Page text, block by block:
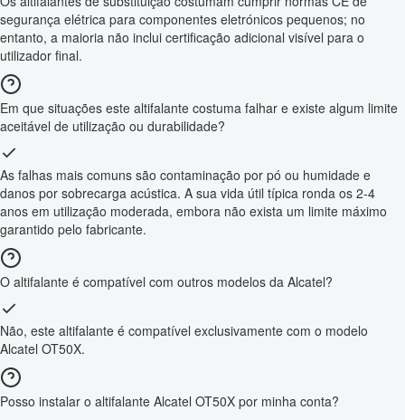
segurança elétrica para componentes eletrónicos pequenos; no
entanto, a maioria não inclui certificação adicional visível para o
utilizador final.
Em que situações este altifalante costuma falhar e existe algum limite
aceitável de utilização ou durabilidade?
As falhas mais comuns são contaminação por pó ou humidade e
danos por sobrecarga acústica. A sua vida útil típica ronda os 2-4
anos em utilização moderada, embora não exista um limite máximo
garantido pelo fabricante.
O altifalante é compatível com outros modelos da Alcatel?
Não, este altifalante é compatível exclusivamente com o modelo
Alcatel OT50X.
Posso instalar o altifalante Alcatel OT50X por minha conta?